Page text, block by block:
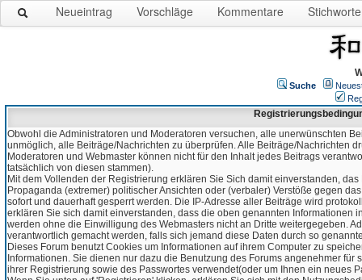
Neueintrag Vorschläge Kommentare Stichworte
Suche
Obwohl die Administratoren und Moderatoren versuchen, alle unerwünschten
unmöglich, alle Beiträge/Nachrichten zu überprüfen. Alle Beiträge/Nachrichten
Moderatoren und Webmaster können nicht für den Inhalt jedes Beitrags
tatsächlich von diesen stammen).
Mit dem Vollenden der Registrierung erklären Sie Sich damit einverstanden,
Propaganda (extremer) politischer Ansichten oder (verbaler) Verstöße gegen
sofort und dauerhaft gesperrt werden. Die IP-Adresse aller Beiträge wird
erklären Sie sich damit einverstanden, dass die oben genannten Informationen
werden ohne die Einwilligung des Webmasters nicht an Dritte weitergegeben.
verantwortlich gemacht werden, falls sich jemand diese Daten durch so
Dieses Forum benutzt Cookies um Informationen auf ihrem Computer zu
Informationen. Sie dienen nur dazu die Benutzung des Forums angenehmer
ihrer Registrierung sowie des Passwortes verwendet(oder um Ihnen ein neues